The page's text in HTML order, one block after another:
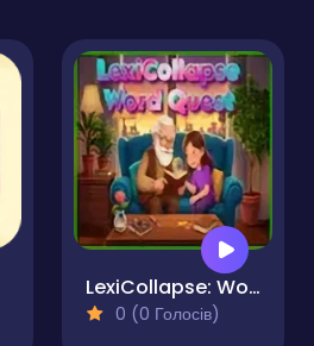
LexiCollapse: Word Quest
0 (0 Голосів)